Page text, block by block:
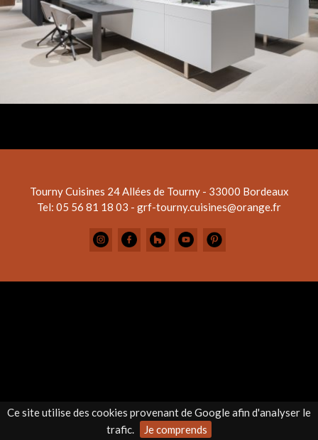
Ce site utilise des cookies provenant de Google afin d'analyser le
trafic.
Je comprends
Tourny Cuisines 24 Allées de Tourny - 33000 Bordeaux
Tel: 05 56 81 18 03 - grf-tourny.cuisines@orange.fr